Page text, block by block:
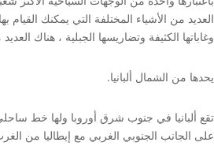
العديد من الأشياء المختلفة التي يمكنك القيام
وغاباتها الكثيفة وتضاريسها الجبلية ، هناك
يحدها من الشمال ألبانيا.
تقع ألبانيا في جنوب شرق أوروبا ولها خط
على الجانب الجنوبي الغربي مع إيطاليا من